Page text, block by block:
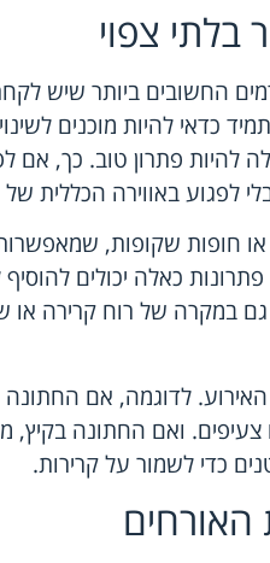
בלתי צפוי
החשובים ביותר שיש
כדאי להיות מוכנים
להיות פתרון טוב. כך, אם
לפגוע באווירה הכללית של
או חופות שקופות,
כאלה יכולים להוסיף
גם במקרה של רוח קרירה
האירוע. לדוגמה, אם
ואם החתונה בקיץ,
כדי לשמור על קרירות.
האורחים